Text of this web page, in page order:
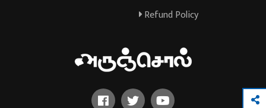
Refund Policy